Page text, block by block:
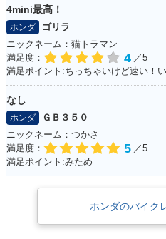
4mini最高！
ホンダ
ゴリラ
ニックネーム：猫トラマン
満足度：
4 ／5
なし
ホンダ
ＧＢ３５０
ニックネーム：つかさ
満足度：
5 ／5
満足ポイント:みため
ホンダのバイク